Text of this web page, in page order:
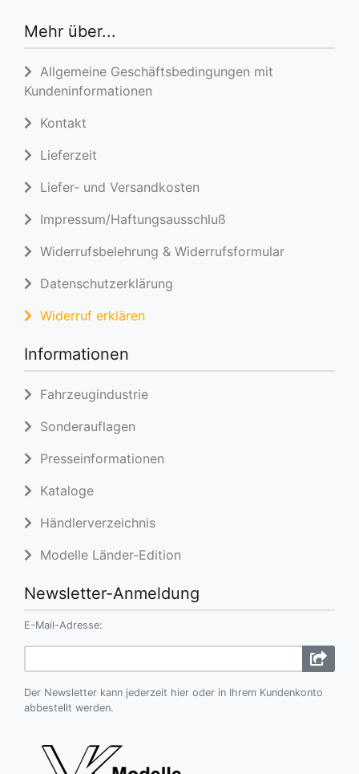
Mehr über...
Allgemeine Geschäftsbedingungen mit
Kundeninformationen
Kontakt
Lieferzeit
Liefer- und Versandkosten
Impressum/Haftungsausschluß
Widerrufsbelehrung & Widerrufsformular
Datenschutzerklärung
Widerruf erklären
Informationen
Fahrzeugindustrie
Sonderauflagen
Presseinformationen
Kataloge
Händlerverzeichnis
Modelle Länder-Edition
Newsletter-Anmeldung
E-Mail-Adresse:
Der Newsletter kann jederzeit hier oder in Ihrem Kundenkonto
abbestellt werden.